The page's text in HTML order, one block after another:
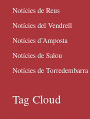
Notícies de Reus
Notícies del Vendrell
Notícies d’Amposta
Notícies de Salou
Notícies de Torredembarra
Tag Cloud